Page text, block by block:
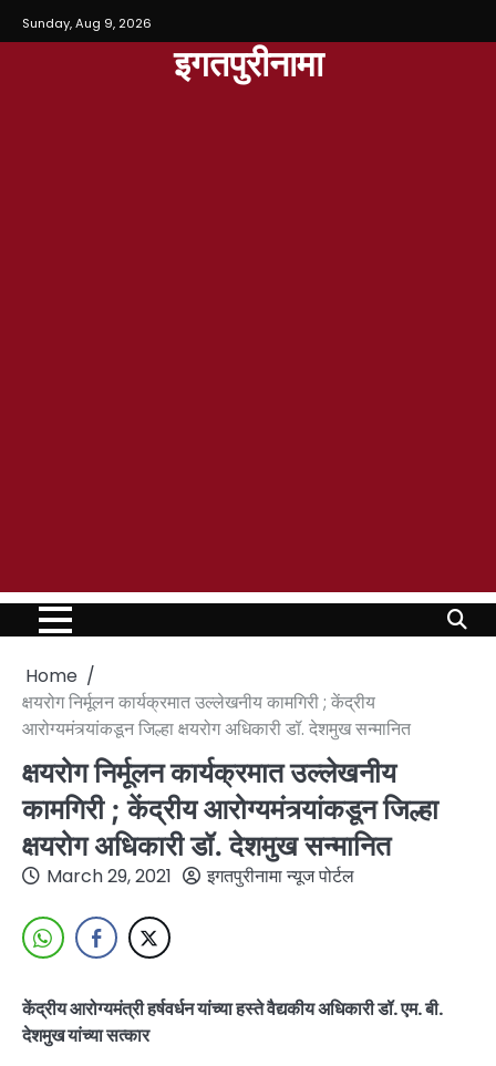
Sunday, Aug 9, 2026
इगतपुरीनामा
Home
क्षयरोग निर्मूलन कार्यक्रमात उल्लेखनीय कामगिरी ; केंद्रीय
आरोग्यमंत्र्यांकडून जिल्हा क्षयरोग अधिकारी डॉ. देशमुख सन्मानित
क्षयरोग निर्मूलन कार्यक्रमात उल्लेखनीय
कामगिरी ; केंद्रीय आरोग्यमंत्र्यांकडून जिल्हा
क्षयरोग अधिकारी डॉ. देशमुख सन्मानित
March 29, 2021 इगतपुरीनामा न्यूज पोर्टल
केंद्रीय आरोग्यमंत्री हर्षवर्धन यांच्या हस्ते वैद्यकीय अधिकारी डॉ. एम. बी.
देशमुख यांच्या सत्कार